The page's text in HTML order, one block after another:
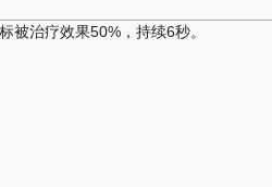
被治疗效果50%，持续6秒。